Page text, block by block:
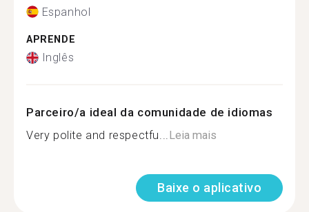
Espanhol
APRENDE
Inglês
Parceiro/a ideal da comunidade de idiomas
Very polite and respectfu...Leia mais
Baixe o aplicativo